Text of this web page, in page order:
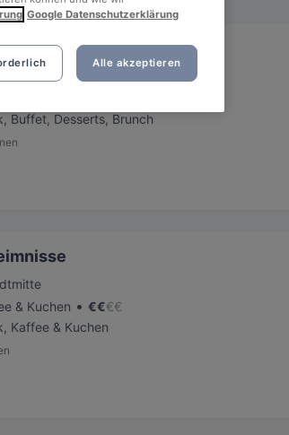
Erkenschwick
Buffet, Desserts, Brunch
& Kuchen • €€€€
Kaffee & Kuchen
Google Datenschutzerklärung
Alle akzeptieren